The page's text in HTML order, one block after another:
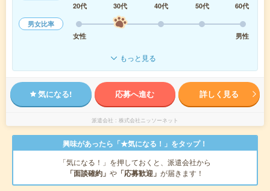
20代
30代 40代 50代
60代
男女比率
女性
男性
もっと見る
気になる! 応募へ進む 詳しく見る
派遣会社 株式会社ニッソーネット
興味があったら「★気になる！」をタップ！
「気になる！」を押しておくと、派遣会社から
「面談確約」 や 「応募歓迎」 が届きます！